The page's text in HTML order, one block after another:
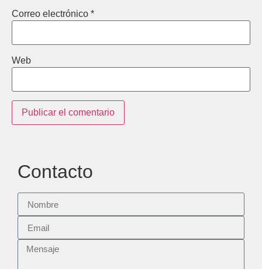
Correo electrónico *
Web
Contacto